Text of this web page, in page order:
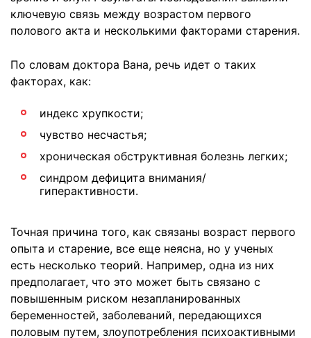
ключевую связь между возрастом первого
полового акта и несколькими факторами старения.
По словам доктора Вана, речь идет о таких
факторах, как:
индекс хрупкости;
чувство несчастья;
хроническая обструктивная болезнь легких;
синдром дефицита внимания/
гиперактивности.
Точная причина того, как связаны возраст первого
опыта и старение, все еще неясна, но у ученых
есть несколько теорий. Например, одна из них
предполагает, что это может быть связано с
повышенным риском незапланированных
беременностей, заболеваний, передающихся
половым путем, злоупотребления психоактивными